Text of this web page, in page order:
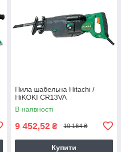
Пила шабельна Hitachi /
HiKOKI CR13VA
В наявності
9 452,52 ₴ 10 164 ₴
Купити